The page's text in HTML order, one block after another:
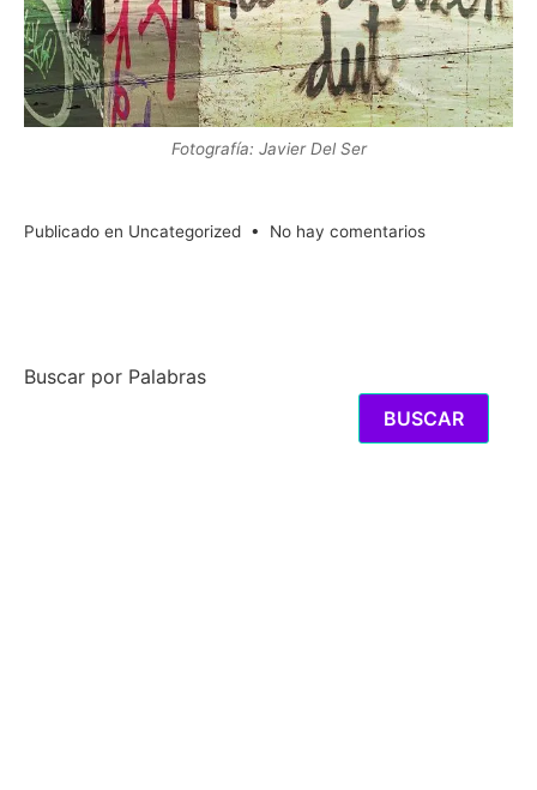
Fotografía: Javier Del Ser
Publicado en Uncategorized • No hay comentariosen
Buscar por Palabras
BUSCAR